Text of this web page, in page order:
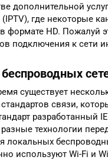
дополнительной
(IPTV), где некоторые
формате HD. Пожалуй
подключения к сети
существует
связи,
разработанный
технологии
локальных
используют Wi-Fi и